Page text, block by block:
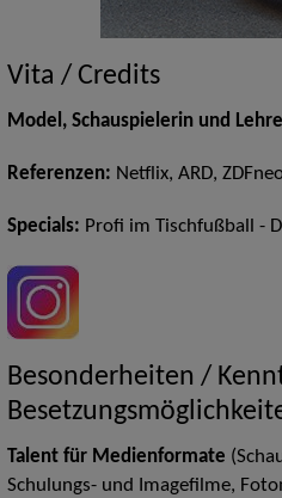
Vita / Credits
Model, Schauspielerin und
Referenzen: Netflix, ARD,
Specials: Profi im Tischfußball -
Besonderheiten /
Talent für Medienformate
Schulungs- und Imagefilme,